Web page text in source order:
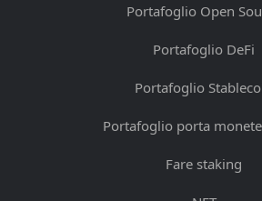
Portafoglio Open
Portafoglio DeFi
Portafoglio
Portafoglio porta
Fare staking